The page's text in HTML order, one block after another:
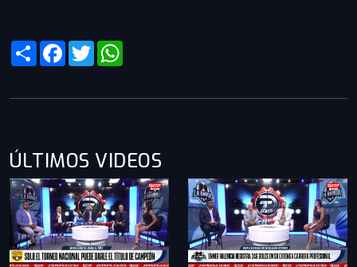
ShareFacebook
Twitter
ÚLTIMOS VIDEOS